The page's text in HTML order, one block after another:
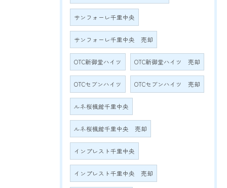
サンフォーレ千里中央
サンフォーレ千里中央 売却
OTC新御堂ハイツ OTC新御堂ハイツ 売却
OTCセブンハイツ OTCセブンハイツ 売却
ルネ桜楓館千里中央
ルネ桜楓館千里中央 売却
インプレスト千里中央
インプレスト千里中央 売却